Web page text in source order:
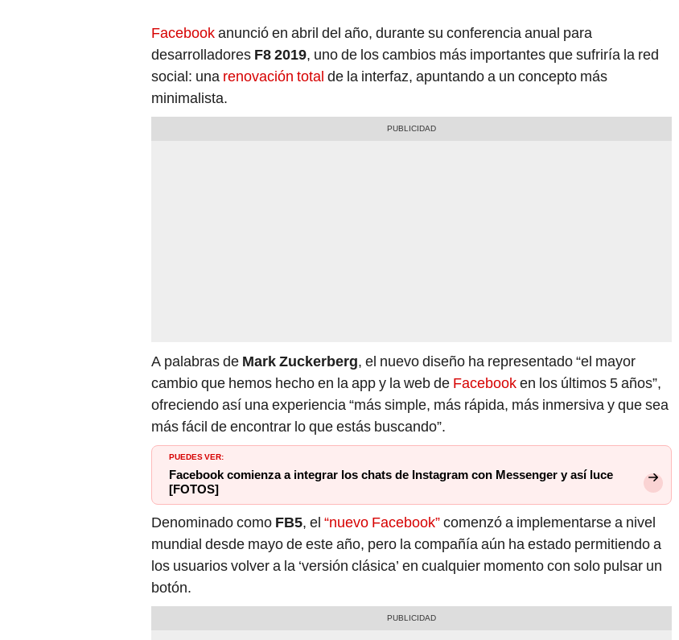
Facebookanunció en abril del año, durante su conferencia anual para
desarrolladores F8 2019, uno de los cambios más importantes que sufriría la red
social: una renovación total de la interfaz, apuntando a un concepto más
minimalista.
A palabras de Mark Zuckerberg, el nuevo diseño ha representado “el mayor
cambio que hemos hecho en la app y la web de Facebooken los últimos 5 años”,
ofreciendo así una experiencia “más simple, más rápida, más inmersiva y que sea
más fácil de encontrar lo que estás buscando”.
PUEDES VER:
Facebook comienza a integrar los chats de Instagram con Messenger y así luce
[FOTOS]
Denominado como FB5, el “nuevo Facebook”comenzó a implementarse a nivel
mundial desde mayo de este año, pero la compañía aún ha estado permitiendo a
los usuarios volver a la ‘versión clásica’ en cualquier momento con solo pulsar un
botón.